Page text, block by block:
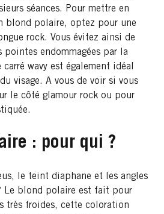
séances. Pour mettre en
blond polaire, optez pour une
rock. Vous évitez ainsi de
pointes endommagées par la
wavy est également idéal
visage. A vous de voir si vous
le côté glamour rock ou pour
: pour qui ?
le teint diaphane et les angles
Le blond polaire est fait pour
très froides, cette coloration